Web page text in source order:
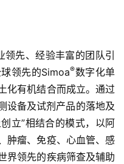
先、经验丰富的团队引
领先的Simoa®数字化单
化有机结合而成立。通过
设备及试剂产品的落地及
立”相结合的模式，以阿
肿瘤、免疫、心血管、感
界领先的疾病筛查及辅助